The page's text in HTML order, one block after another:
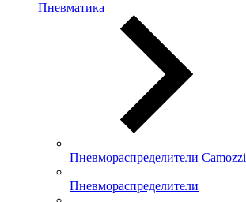
Пневматика
Пневмораспределители Camozzi
Пневмораспределители